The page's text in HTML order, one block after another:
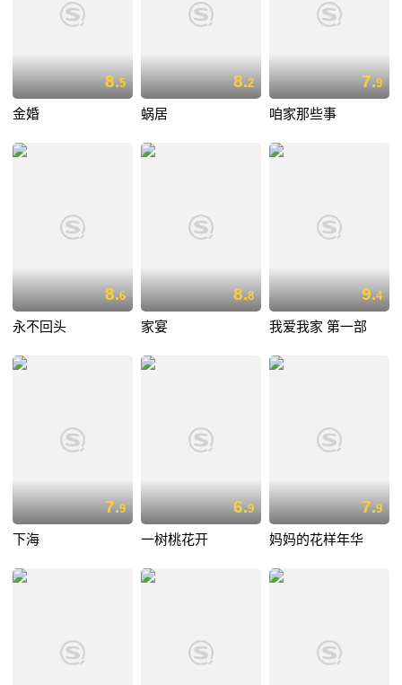
8.5
金婚
8.2
蜗居
7.9
咱家那些事
8.6
永不回头
8.8
家宴
9.4
我爱我家 第一部
7.9
下海
6.9
一树桃花开
7.9
妈妈的花样年华